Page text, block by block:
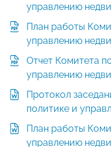
управлению
План работы
управлению
Отчет Комитета
управлению
Протокол
политике и
План работы
управлению